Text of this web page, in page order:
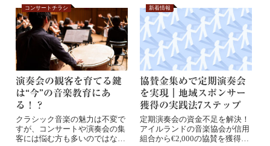
コンサートチラシ
演奏会の観客を育てる鍵
は“今”の音楽教育にあ
る！？
クラシック音楽の魅力は不変で
すが、コンサートや演奏会の集
客には悩む方も多いのではない
新着情報
協賛金集めで定期演奏会
を実現｜地域スポンサー
獲得の実践法7ステップ
定期演奏会の資金不足を解決！
アイルランドの音楽協会が信用
組合から€2,000の協賛を獲得し